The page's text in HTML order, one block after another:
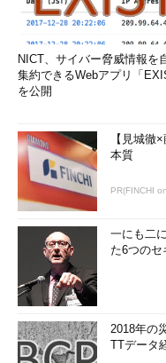
NICT、サイバー脅威情報を
集約できるWebアプリ「
を公開
【見城徹
本質
PR(FINCHI
一にも二
た6つの
2018年の
TTデータ